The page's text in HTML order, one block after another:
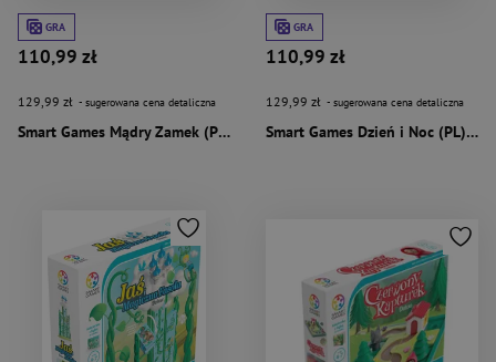
GRA
110,99 zł
129,99 zł - sugerowana cena detaliczna
Smart Games Mądry Zamek (PL) IUVI Games
GRA
110,99 zł
129,99 zł - sugerowana cena detaliczna
Smart Games Dzień i Noc (PL) IUVI Games